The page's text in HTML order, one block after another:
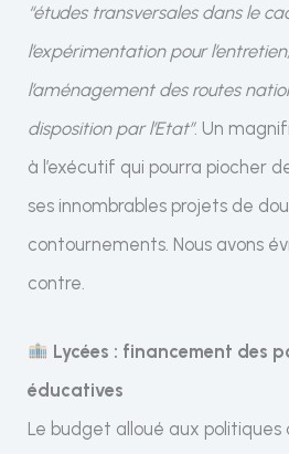
“études transversales dans le
l’expérimentation pour
l’aménagement des routes
disposition par l’Etat”. Un
à l’exécutif qui pourra piocher
ses innombrables projets de
contournements. Nous avons
contre.
Lycées : financement des
éducatives
Le budget alloué aux politiques